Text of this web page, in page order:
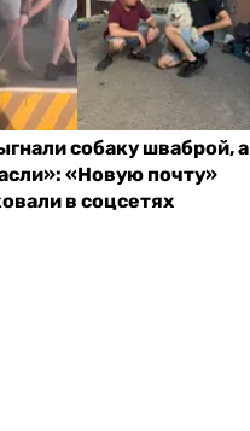
собаку шваброй, а
«Новую почту»
в соцсетях